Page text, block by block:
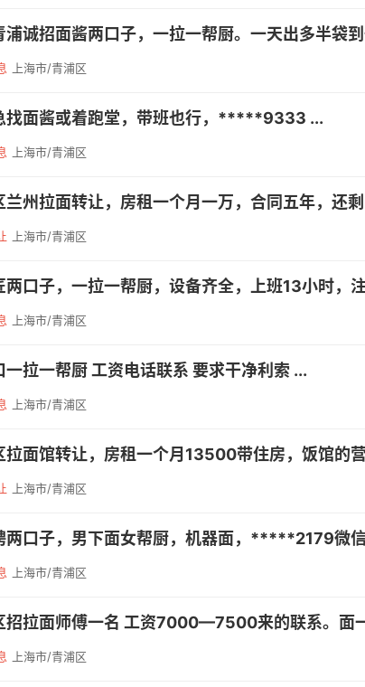
浦诚招面酱两口子，一拉一帮厨。一天出多半袋
上海市/青浦区
找面酱或着跑堂，带班也行，*****9333 ...
上海市/青浦区
兰州拉面转让，房租一个月一万，合同五年，还
上海市/青浦区
两口子，一拉一帮厨，设备齐全，上班13小时，
上海市/青浦区
一拉一帮厨 工资电话联系 要求干净利索 ...
上海市/青浦区
拉面馆转让，房租一个月13500带住房，饭馆的
上海市/青浦区
两口子，男下面女帮厨，机器面，*****2179微
上海市/青浦区
招拉面师傅一名 工资7000—7500来的联系。面
上海市/青浦区